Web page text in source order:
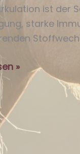
ist der
starke
»